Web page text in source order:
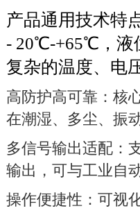
产品通用技术特
- 20℃-+65℃，液
复杂的温度、电
高防护高可靠：核
在潮湿、多尘、振
多信号输出适配：
输出，可与工业自
操作便捷性：可视